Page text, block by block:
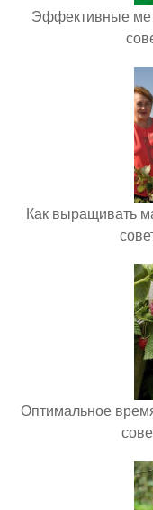
Эффективные
Как выращивать
Оптимальное